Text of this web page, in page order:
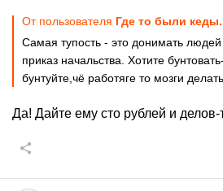
От пользователя Где то были
Самая тупость - это донимать
приказ начальства. Хотите
бунтуйте,чё работяге то мозги делать.
Да! Дайте ему сто рублей и делов-